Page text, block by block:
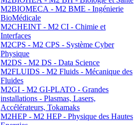
M2BIOMECA - M2 BME - Ingénierie
BioMédicale
M2CHEINT - M2 CI - Chimie et
Interfaces
M2CPS - M2 CPS - Système Cyber
Physique
M2DS - M2 DS - Data Science
M2FLUIDS - M2 Fluids - Mécanique des
Fluides
M2GI - M2 GI-PLATO - Grandes
installations - Plasmas, Lasers,
Accélérateurs, Tokamaks
M2HEP - M2 HEP - Physique des Hautes